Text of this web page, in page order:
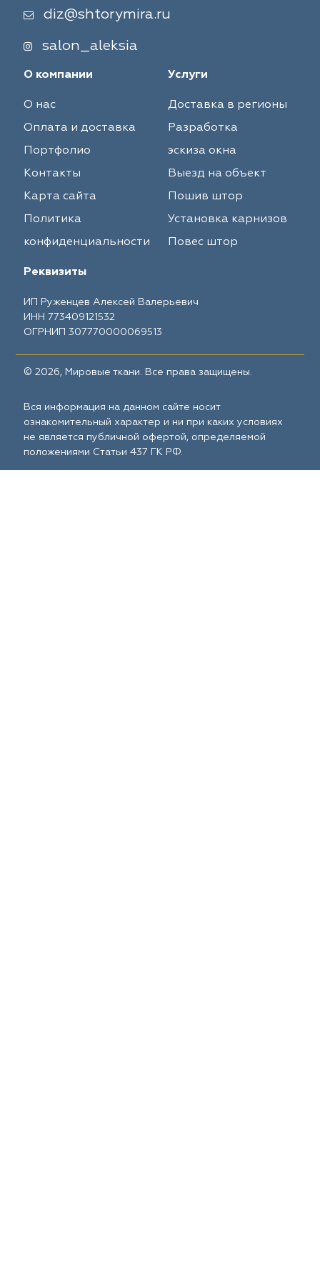
diz@shtorymira.ru
salon_aleksia
О компании
О нас
Оплата и доставка
Портфолио
Контакты
Карта сайта
Политика
конфиденциальности
Услуги
Доставка в регионы
Разработка
эскиза окна
Выезд на объект
Пошив штор
Установка карнизов
Повес штор
Реквизиты
ИП Руженцев Алексей Валерьевич
ИНН 773409121532
ОГРНИП 307770000069513
© 2026, Мировые ткани. Все права защищены.
Вся информация на данном сайте носит
ознакомительный характер и ни при каких условиях
не является публичной офертой, определяемой
положениями Статьи 437 ГК РФ.